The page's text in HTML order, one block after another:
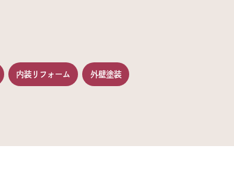
内装リフォーム 外壁塗装